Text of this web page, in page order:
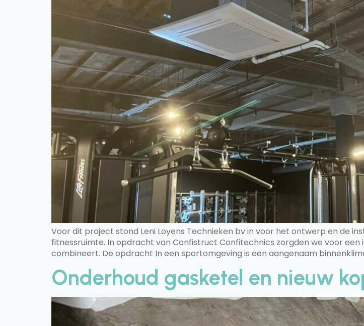
Voor dit project stond Leni Loyens Technieken bv in voor het ontwerp en de
fitnessruimte. In opdracht van Confistruct Confitechnics zorgden we voor
combineert. De opdracht In een sportomgeving is een aangenaam
Onderhoud gasketel en nieuw